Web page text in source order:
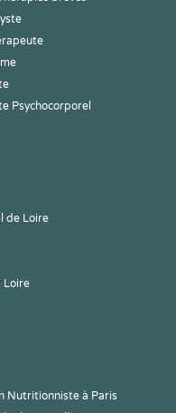
Psychocorporel
de Loire
Loire
Nutritionniste à Paris